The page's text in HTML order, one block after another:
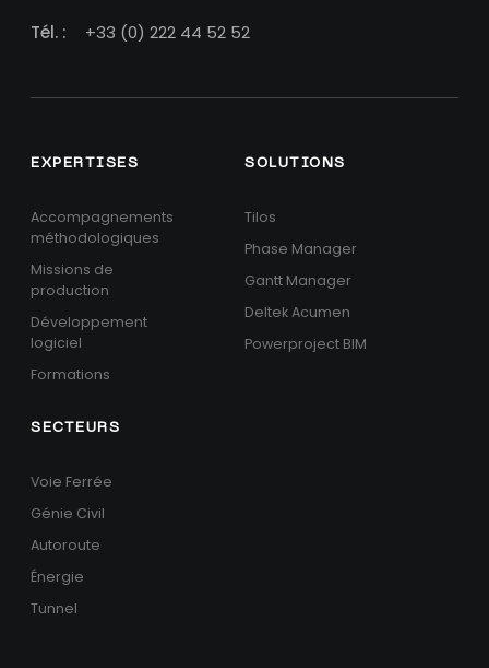
Tél. :
+33 (0) 222 44 52 52
EXPERTISES
Accompagnements
méthodologiques
Missions de
production
Développement
logiciel
Formations
SOLUTIONS
Tilos
Phase Manager
Gantt Manager
Deltek Acumen
Powerproject BIM
SECTEURS
Voie Ferrée
Génie Civil
Autoroute
Énergie
Tunnel